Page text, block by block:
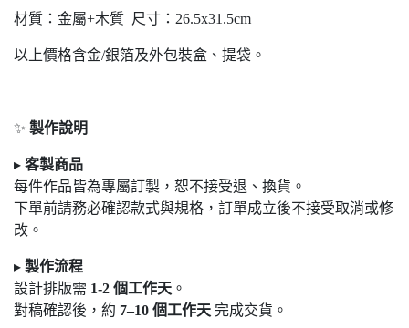
材質：金屬+木質 尺寸：26.5x31.5cm
以上價格含金/銀箔及外包裝盒、提袋。
✨ 製作說明
▸ 客製商品
每件作品皆為專屬訂製，恕不接受退 、換貨。
下單前請務必確認款式與規格，訂單成立後不接受取消或修
改。
▸ 製作流程
設計排版需 1-2 個工作天 。
對稿確認後，約 7–10 個工作天 完成交貨。